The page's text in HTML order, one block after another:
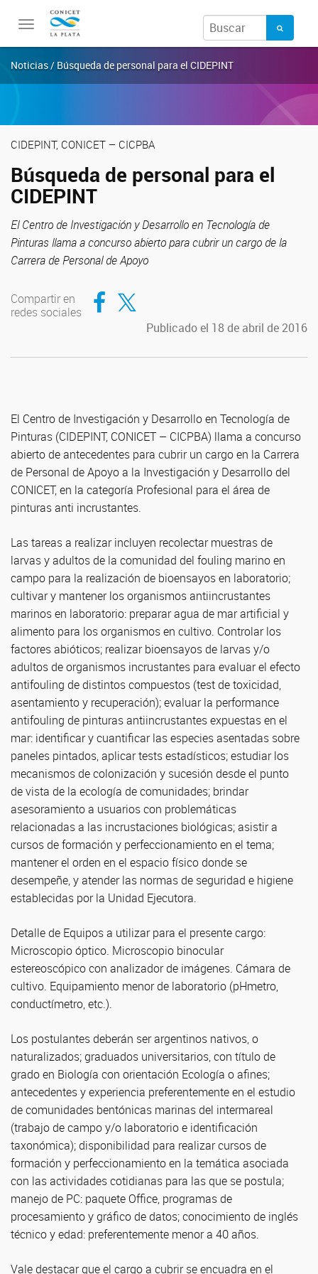
Toggle
navigation
Noticias / Búsqueda de personal para el CIDEPINT
CIDEPINT, CONICET – CICPBA
Búsqueda de personal para el
CIDEPINT
El Centro de Investigación y Desarrollo en Tecnología de
Pinturas llama a concurso abierto para cubrir un cargo de la
Carrera de Personal de Apoyo
Compartir en
redes sociales
Compartir en Facebook
Compartir en Twitter
Publicado el 18 de abril de 2016
El Centro de Investigación y Desarrollo en Tecnología de
Pinturas (CIDEPINT, CONICET – CICPBA) llama a concurso
abierto de antecedentes para cubrir un cargo en la Carrera
de Personal de Apoyo a la Investigación y Desarrollo del
CONICET, en la categoría Profesional para el área de
pinturas anti incrustantes.
Las tareas a realizar incluyen recolectar muestras de
larvas y adultos de la comunidad del fouling marino en
campo para la realización de bioensayos en laboratorio;
cultivar y mantener los organismos antiincrustantes
marinos en laboratorio: preparar agua de mar artificial y
alimento para los organismos en cultivo. Controlar los
factores abióticos; realizar bioensayos de larvas y/o
adultos de organismos incrustantes para evaluar el efecto
antifouling de distintos compuestos (test de toxicidad,
asentamiento y recuperación); evaluar la performance
antifouling de pinturas antiincrustantes expuestas en el
mar: identificar y cuantificar las especies asentadas sobre
paneles pintados, aplicar tests estadísticos; estudiar los
mecanismos de colonización y sucesión desde el punto
de vista de la ecología de comunidades; brindar
asesoramiento a usuarios con problemáticas
relacionadas a las incrustaciones biológicas; asistir a
cursos de formación y perfeccionamiento en el tema;
mantener el orden en el espacio físico donde se
desempeñe, y atender las normas de seguridad e higiene
establecidas por la Unidad Ejecutora.
Detalle de Equipos a utilizar para el presente cargo:
Microscopio óptico. Microscopio binocular
estereoscópico con analizador de imágenes. Cámara de
cultivo. Equipamiento menor de laboratorio (pHmetro,
conductímetro, etc.).
Los postulantes deberán ser argentinos nativos, o
naturalizados; graduados universitarios, con título de
grado en Biología con orientación Ecología o afines;
antecedentes y experiencia preferentemente en el estudio
de comunidades bentónicas marinas del intermareal
(trabajo de campo y/o laboratorio e identificación
taxonómica); disponibilidad para realizar cursos de
formación y perfeccionamiento en la temática asociada
con las actividades cotidianas para las que se postula;
manejo de PC: paquete Office, programas de
procesamiento y gráfico de datos; conocimiento de inglés
técnico y edad: preferentemente menor a 40 años.
Vale destacar que el cargo a cubrir se encuadra en el